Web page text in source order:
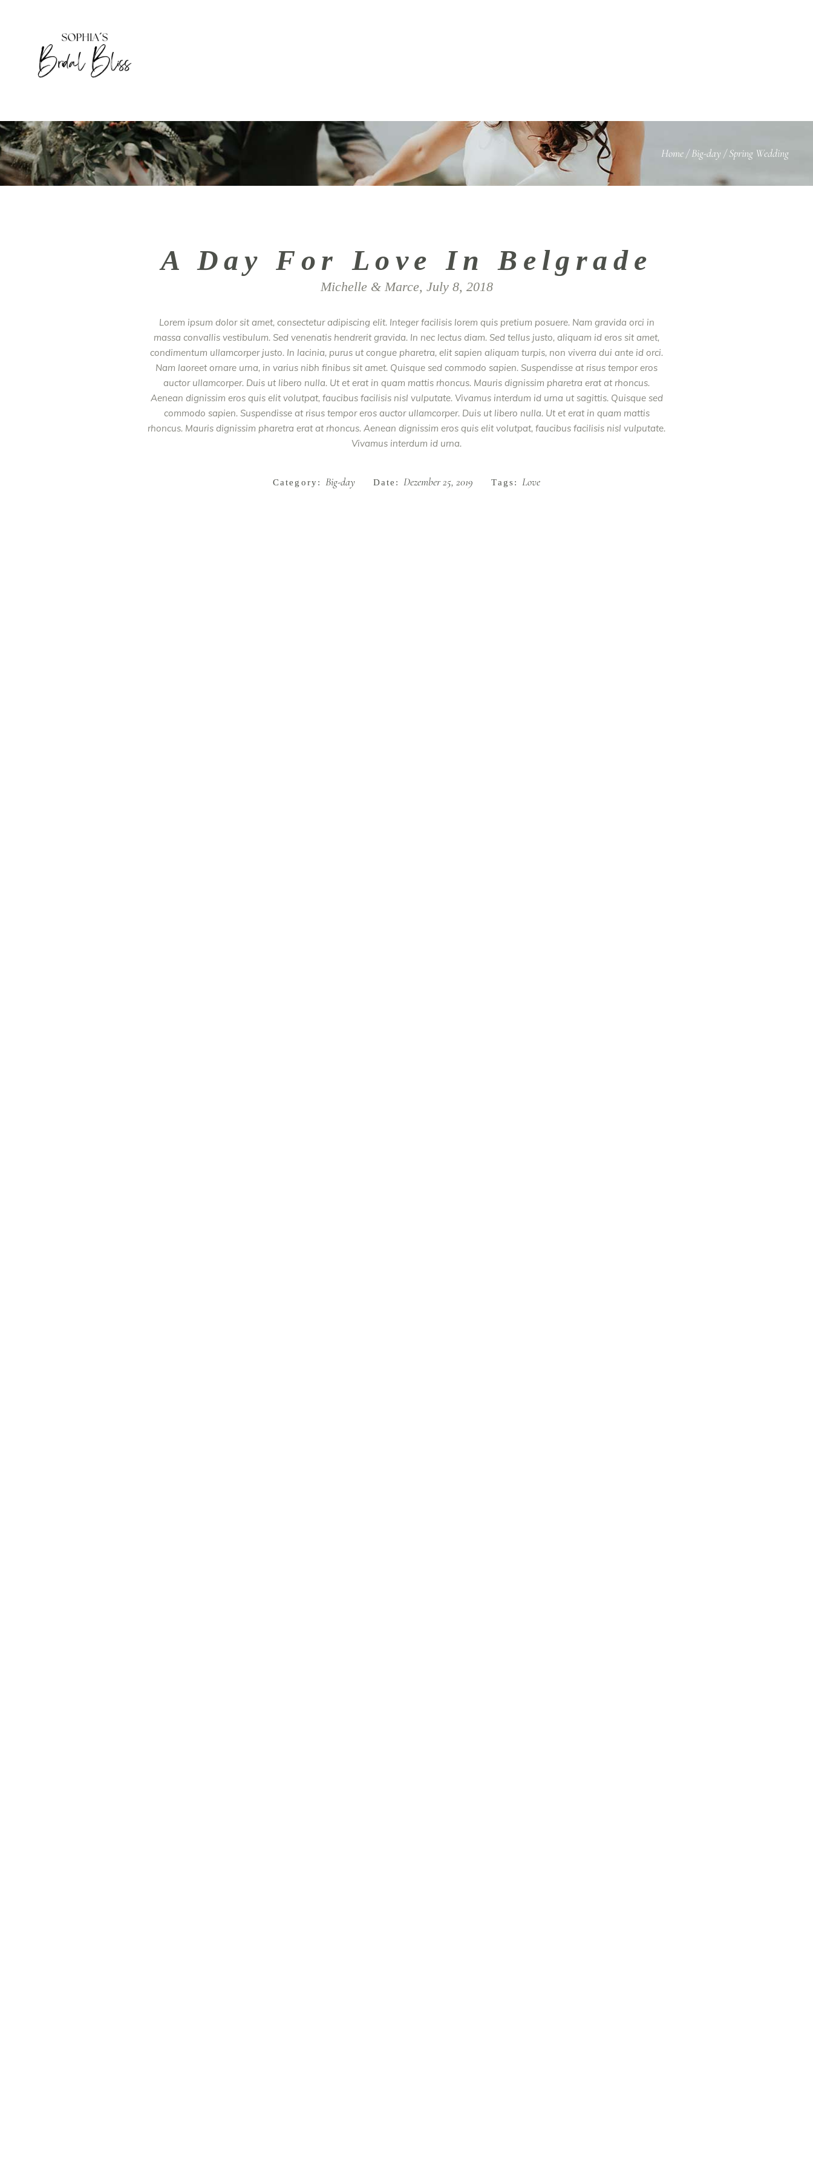
Home/Big-day/Spring Wedding
A Day For Love In Belgrade
Michelle & Marce, July 8, 2018
Lorem ipsum dolor sit amet, consectetur adipiscing elit. Integer facilisis lorem quis pretium posuere. Nam gravida orci in
massa convallis vestibulum. Sed venenatis hendrerit gravida. In nec lectus diam. Sed tellus justo, aliquam id eros sit amet,
condimentum ullamcorper justo. In lacinia, purus ut congue pharetra, elit sapien aliquam turpis, non viverra dui ante id orci.
Nam laoreet ornare urna, in varius nibh finibus sit amet. Quisque sed commodo sapien. Suspendisse at risus tempor eros
auctor ullamcorper. Duis ut libero nulla. Ut et erat in quam mattis rhoncus. Mauris dignissim pharetra erat at rhoncus.
Aenean dignissim eros quis elit volutpat, faucibus facilisis nisl vulputate. Vivamus interdum id urna ut sagittis. Quisque sed
commodo sapien. Suspendisse at risus tempor eros auctor ullamcorper. Duis ut libero nulla. Ut et erat in quam mattis
rhoncus. Mauris dignissim pharetra erat at rhoncus. Aenean dignissim eros quis elit volutpat, faucibus facilisis nisl vulputate.
Vivamus interdum id urna.
Category: Big-day Date: Dezember 25, 2019 Tags: Love